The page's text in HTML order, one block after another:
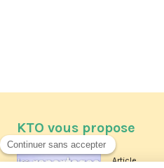
KTO vous propose
Article